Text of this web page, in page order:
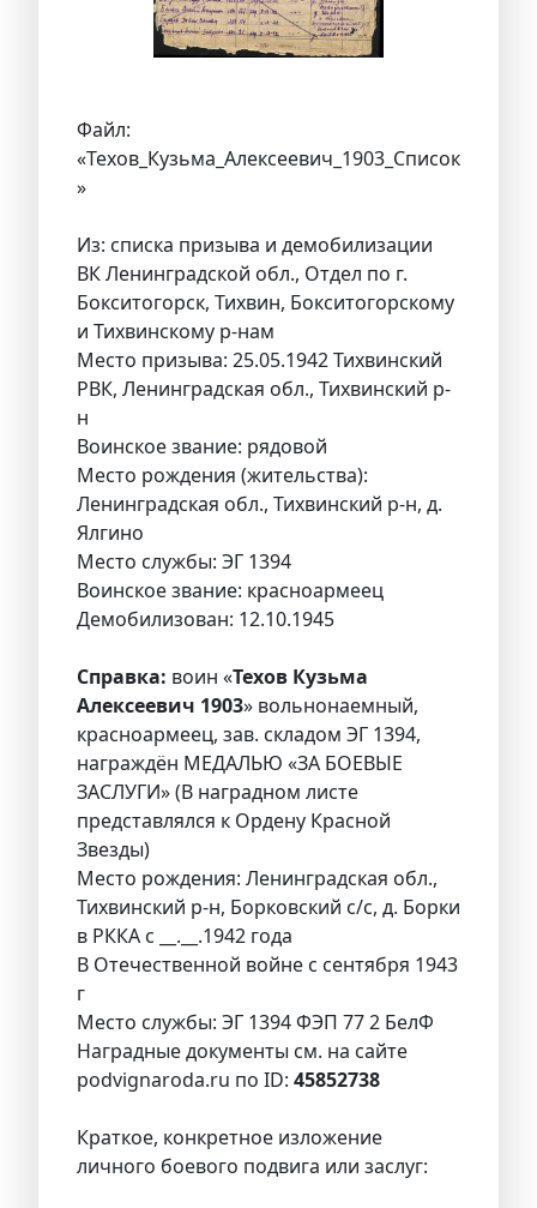
Файл:
«Техов_Кузьма_Алексеевич_1903_Список
»
Из: списка призыва и демобилизации
ВК Ленинградской обл., Отдел по г.
Бокситогорск, Тихвин, Бокситогорскому
и Тихвинскому р-нам
Место призыва: 25.05.1942 Тихвинский
РВК, Ленинградская обл., Тихвинский р-
н
Воинское звание: рядовой
Место рождения (жительства):
Ленинградская обл., Тихвинский р-н, д.
Ялгино
Место службы: ЭГ 1394
Воинское звание: красноармеец
Демобилизован: 12.10.1945
Справка: воин «Техов Кузьма
Алексеевич 1903» вольнонаемный,
красноармеец, зав. складом ЭГ 1394,
награждён МЕДАЛЬЮ «ЗА БОЕВЫЕ
ЗАСЛУГИ» (В наградном листе
представлялся к Ордену Красной
Звезды)
Место рождения: Ленинградская обл.,
Тихвинский р-н, Борковский с/с, д. Борки
в РККА с __.__.1942 года
В Отечественной войне с сентября 1943
г
Место службы: ЭГ 1394 ФЭП 77 2 БелФ
Наградные документы см. на сайте
podvignaroda.ru по ID: 45852738
Краткое, конкретное изложение
личного боевого подвига или заслуг: